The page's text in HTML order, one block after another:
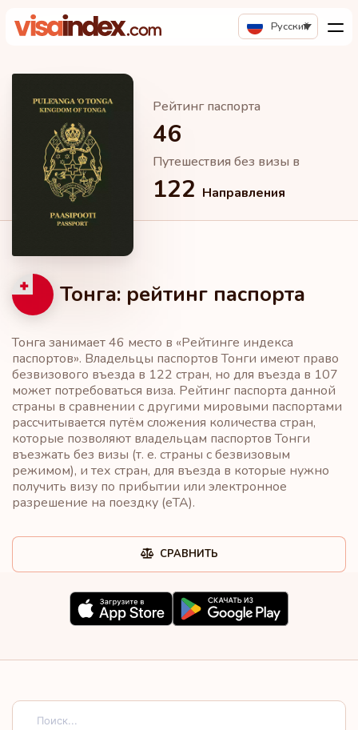
Русский
Рейтинг паспорта
46
Путешествия без визы в
122 Направления
Тонга: рейтинг паспорта
Тонга занимает 46 место в «Рейтинге индекса
паспортов». Владельцы паспортов Тонги имеют право
безвизового въезда в 122 стран, но для въезда в 107
может потребоваться виза. Рейтинг паспорта данной
страны в сравнении с другими мировыми паспортами
рассчитывается путём сложения количества стран,
которые позволяют владельцам паспортов Тонги
въезжать без визы (т. е. страны с безвизовым
режимом), и тех стран, для въезда в которые нужно
получить визу по прибытии или электронное
разрешение на поездку (eTA).
СРАВНИТЬ